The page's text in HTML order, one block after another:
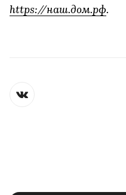
https://наш.дом.рф.